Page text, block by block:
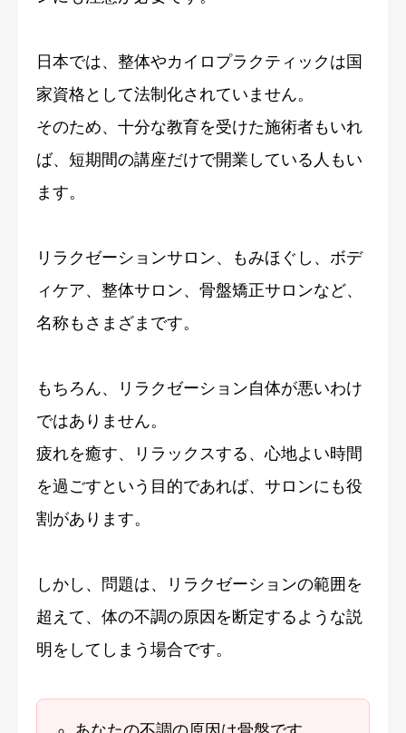
日本では、整体やカイロプラクティックは国
家資格として法制化されていません。
そのため、十分な教育を受けた施術者もいれ
ば、短期間の講座だけで開業している人もい
ます。
リラクゼーションサロン、もみほぐし、ボデ
ィケア、整体サロン、骨盤矯正サロンなど、
名称もさまざまです。
もちろん、リラクゼーション自体が悪いわけ
ではありません。
疲れを癒す、リラックスする、心地よい時間
を過ごすという目的であれば、サロンにも役
割があります。
しかし、問題は、リラクゼーションの範囲を
超えて、体の不調の原因を断定するような説
明をしてしまう場合です。